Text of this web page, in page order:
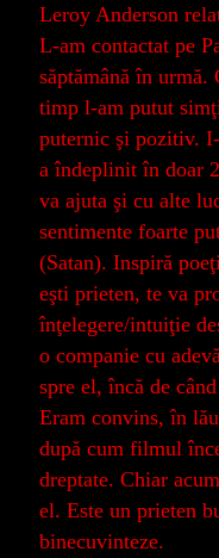
Leroy Anderson
L-am contactat pe
săptămână în
timp l-am putut
puternic şi pozitiv.
a îndeplinit în doar
va ajuta şi cu alte
sentimente foarte
(Satan). Inspiră
eşti prieten, te va
înţelegere/intuiţie
o companie cu
spre el, încă de
Eram convins, în
după cum filmul
dreptate. Chiar
el. Este un prieten
binecuvinteze.